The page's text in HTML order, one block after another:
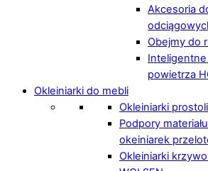
Akcesoria
Obejmy do
powietrza
Okleiniarki do mebli
Okleiniarki
Podpory
okeiniarek
Okleiniarki